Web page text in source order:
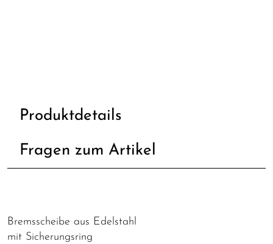
Produktdetails
Fragen zum Artikel
Bremsscheibe aus Edelstahl
mit Sicherungsring